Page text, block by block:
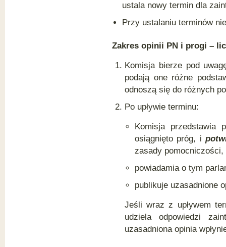
ustala nowy termin dla
Przy ustalaniu terminów
Zakres opinii PN i progi –
Komisja bierze pod
podają one różne
odnoszą się do różnych
Po upływie terminu:
Komisja przedstawia
osiągnięto próg, i
zasady pomocniczości,
powiadamia o tym
publikuje uzasadnione
Jeśli wraz z upływem
udziela odpowiedzi
uzasadniona opinia